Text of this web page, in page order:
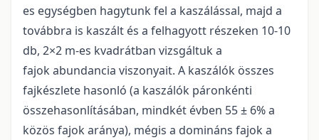
es egységben hagytunk fel a kaszálással, majd a
továbbra is kaszált és a felhagyott részeken 10-10
db, 2×2 m-es kvadrátban vizsgáltuk a
fajok abundancia viszonyait. A kaszálók összes
fajkészlete hasonló (a kaszálók páronkénti
összehasonlításában, mindkét évben 55 ± 6% a
közös fajok aránya), mégis a domináns fajok a